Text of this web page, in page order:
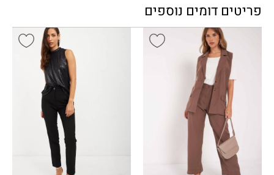
פריטים דומים נוספים